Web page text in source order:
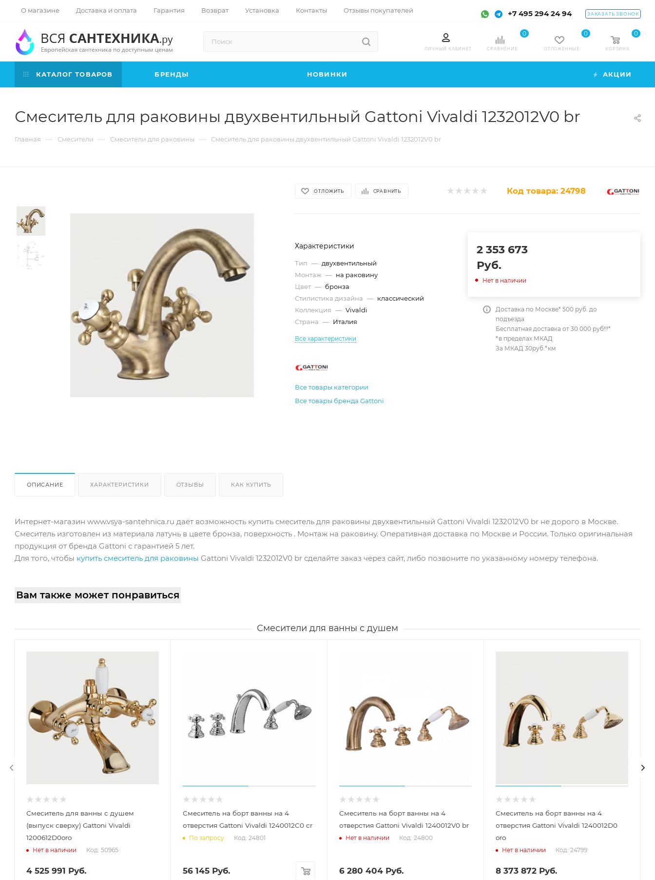
О магазине Доставка и оплата Гарантия Возврат Установка Контакты Отзывы покупателей +7 495 294 24 94 ЗАКАЗАТЬ ЗВОНОК
ЛИЧНЫЙ КАБИНЕТ СРАВНЕНИЕ
0
ОТЛОЖЕННЫЕ
0
КОРЗИНА
0
КАТАЛОГ ТОВАРОВ БРЕНДЫ НОВИНКИ АКЦИИ
Смеситель для раковины двухвентильный Gattoni Vivaldi 1232012V0 br
Главная — Смесители — Смесители для раковины — Смеситель для раковины двухвентильный Gattoni Vivaldi 1232012V0 br
ОТЛОЖИТЬ СРАВНИТЬ Код товара: 24798
Характеристики
Тип — двухвентильный
Монтаж — на раковину
Цвет — бронза
Стилистика дизайна — классический
Коллекция — Vivaldi
Страна — Италия
Все характеристики
Все товары категории
Все товары бренда Gattoni
2 353 673
Руб.
Нет в наличии
Доставка по Москве* 500 руб. до
подъезда
Бесплатная доставка от 30.000 руб!!!*
*в пределах МКАД
За МКАД 30руб.*км
ОПИСАНИЕ ХАРАКТЕРИСТИКИ ОТЗЫВЫ КАК КУПИТЬ
Интернет-магазин www.vsya-santehnica.ru даёт возможность купить смеситель для раковины двухвентильный Gattoni Vivaldi 1232012V0 br не дорого в Москве.
Смеситель изготовлен из материала латунь в цвете бронза, поверхность . Монтаж на раковину. Оперативная доставка по Москве и России. Только оригинальная
продукция от бренда Gattoni с гарантией 5 лет.
Для того, чтобы купить cмеситель для раковины Gattoni Vivaldi 1232012V0 br сделайте заказ через сайт, либо позвоните по указанному номеру телефона.
Вам также может понравиться
Смесители для ванны с душем
Смеситель для ванны с душем
(выпуск сверху) Gattoni Vivaldi
1200612D0oro
Нет в наличии Код: 50965
4 525 991 Руб.
Смеситель на борт ванны на 4
отверстия Gattoni Vivaldi 1240012С0 cr
По запросу Код: 24801
56 145 Руб.
Смеситель на борт ванны на 4
отверстия Gattoni Vivaldi 1240012V0 br
Нет в наличии Код: 24800
6 280 404 Руб.
Смеситель на борт ванны на 4
отверстия Gattoni Vivaldi 1240012D0
oro
Нет в наличии Код: 24799
8 373 872 Руб.